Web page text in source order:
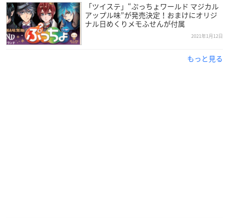
「ツイステ」“ぷっちょワールド マジカル
アップル味”が発売決定！おまけにオリジ
ナル日めくりメモふせんが付属
2021年1月12日
もっと見る